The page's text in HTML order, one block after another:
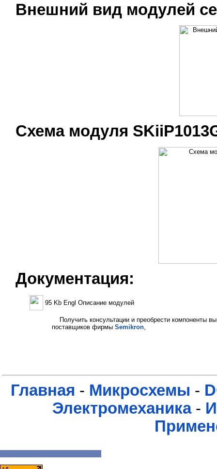
Внешний вид модулей
Схема модуля
Документация:
95 Kb Engl Описание модулей
Получить консультации и преобрести компоненты
поставщиков фирмы Semikron,
Главная - Микросхемы -
Электромеханика-